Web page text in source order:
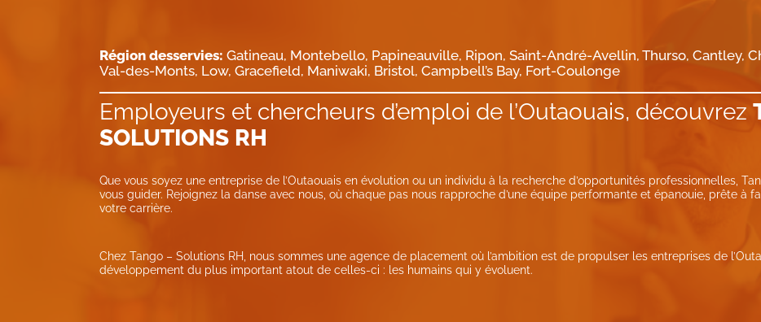
Région desservies: Gatineau, Montebello, Papineauville, Ripon, Saint-André-Avellin, Thurso, Cantley,
Val-des-Monts, Low, Gracefield, Maniwaki, Bristol, Campbell’s Bay, Fort-Coulonge
Employeurs et chercheurs d’emploi de l’Outaouais, découvrez
SOLUTIONS RH
Que vous soyez une entreprise de l’Outaouais en évolution ou un individu à la recherche d’opportunités professionnelles,
vous guider. Rejoignez la danse avec nous, où chaque pas nous rapproche d’une équipe performante et épanouie, prête à
votre carrière.
Chez Tango – Solutions RH, nous sommes une agence de placement où l’ambition est de propulser les entreprises de
développement du plus important atout de celles-ci : les humains qui y évoluent.